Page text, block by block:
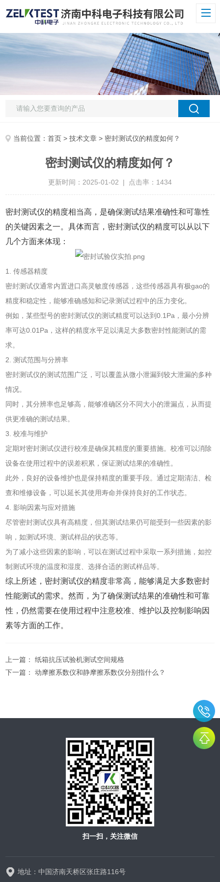
当前位置：首页 >技术文章 > 密封测试仪的精度如何？
密封测试仪的精度如何？
更新时间：2025-01-02 | 点击率：1434
密封测试仪的精度相当高，是确保测试结果准确性和可靠性
的关键因素之一。具体而言，密封测试仪的精度可以从以下
几个方面来体现：
1. 传感器精度
密封测试仪通常内置进口高灵敏度传感器，这些传感器具有极gao的
精度和稳定性，能够准确感知和记录测试过程中的压力变化。
例如，某些型号的密封测试仪的测试精度可以达到0.1Pa，最小分辨
率可达0.01Pa，这样的精度水平足以满足大多数密封性能测试的需
求。
2. 测试范围与分辨率
密封测试仪的测试范围广泛，可以覆盖从微小泄漏到较大泄漏的多种
情况。
同时，其分辨率也足够高，能够准确区分不同大小的泄漏点，从而提
供更准确的测试结果。
3. 校准与维护
定期对密封测试仪进行校准是确保其精度的重要措施。校准可以消除
设备在使用过程中的误差积累，保证测试结果的准确性。
此外，良好的设备维护也是保持精度的重要手段。通过定期清洁、检
查和维修设备，可以延长其使用寿命并保持良好的工作状态。
4. 影响因素与应对措施
尽管密封测试仪具有高精度，但其测试结果仍可能受到一些因素的影
响，如测试环境、测试样品的状态等。
为了减小这些因素的影响，可以在测试过程中采取一系列措施，如控
制测试环境的温度和湿度、选择合适的测试样品等。
综上所述，密封测试仪的精度非常高，能够满足大多数密封
性能测试的需求。然而，为了确保测试结果的准确性和可靠
性，仍然需要在使用过程中注意校准、维护以及控制影响因
素等方面的工作。
上一篇：纸箱抗压试验机测试空间规格
下一篇：动摩擦系数仪和静摩擦系数仪分别指什么？
扫一扫，关注微信
地址：中国济南天桥区张庄路116号